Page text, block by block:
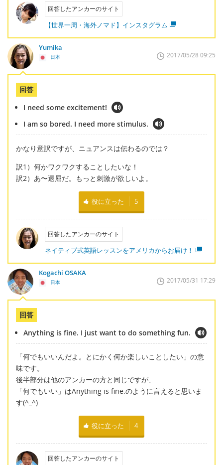
回答したアンカーのサイト
【世界一周・海外ノマド】インスタグラム
Yumika
日本 2017/05/28 09:25
回答
I need some excitement!
I am so bored. I need more stimulus.
かなり意訳ですが、ニュアンスは伝わるのでは？
訳1）何かワクワクすることしたいな！
訳2）あ〜退屈だ。もっと刺激が欲しいよ。
役に立った 5
回答したアンカーのサイト
ネイティブ式英語レッスンをアメリカからお届け！
Kogachi OSAKA
日本 2017/05/31 17:29
回答
Anything is fine. I just want to do something fun.
「何でもいいんだよ。とにかく何か楽しいことしたい」の意
味です。
後半部分は他のアンカーの方と同じですが、
「何でもいい」はAnything is fine.のように言えると思いま
す(^_^)
役に立った 4
回答したアンカーのサイト